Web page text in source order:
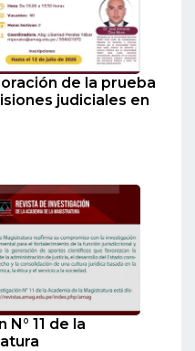
de la prueba
judiciales en
11 de la